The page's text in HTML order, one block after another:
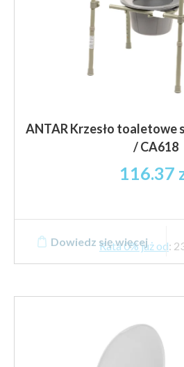
ANTAR Krzesło toaletowe
/ CA618
116.37
Rata 0% już od:
Dowiedz się więcej